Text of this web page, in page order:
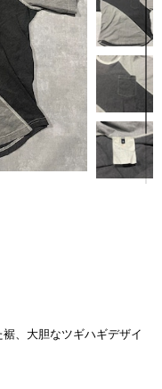
、大胆なツギハギデザイ